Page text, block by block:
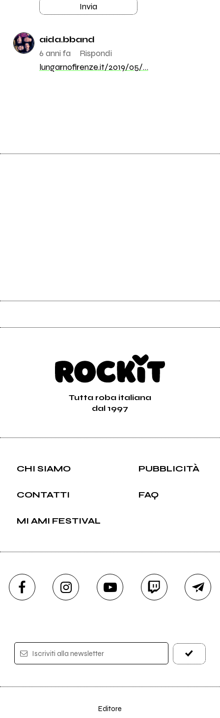
Invia
aida.bband
6 anni fa
Rispondi
lungarnofirenze.it/2019/05/…
Tutta roba italiana
dal 1997
CHI SIAMO PUBBLICITÀ
CONTATTI FAQ
MI AMI FESTIVAL
Iscriviti alla newsletter
Editore